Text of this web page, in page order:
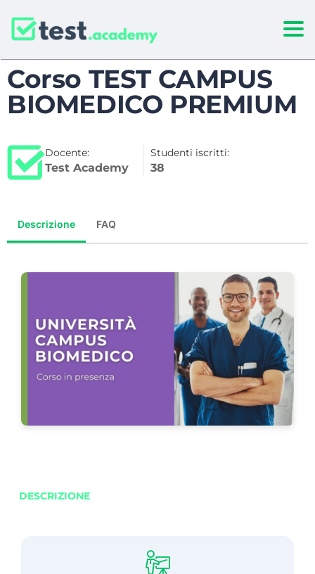
Corso TEST CAMPUS
BIOMEDICO PREMIUM
Docente:
Test Academy
Studenti iscritti:
38
Descrizione FAQ
DESCRIZIONE